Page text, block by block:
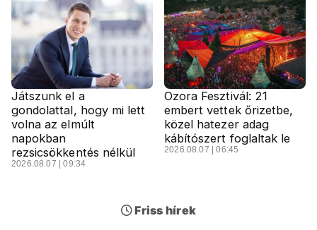
Játszunk el a
gondolattal, hogy mi lett
volna az elmúlt
napokban
rezsicsökkentés nélkül
2026.08.07 | 09:34
Ozora Fesztivál: 21
embert vettek őrizetbe,
közel hatezer adag
kábítószert foglaltak le
2026.08.07 | 06:45
Friss hírek